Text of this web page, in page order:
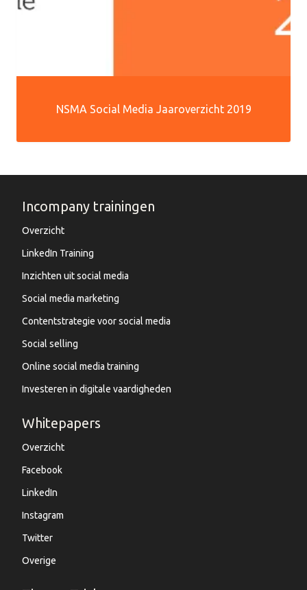
NSMA Social Media Jaaroverzicht 2019
Incompany trainingen
Overzicht
LinkedIn Training
Inzichten uit social media
Social media marketing
Contentstrategie voor social media
Social selling
Online social media training
Investeren in digitale vaardigheden
Whitepapers
Overzicht
Facebook
LinkedIn
Instagram
Twitter
Overige